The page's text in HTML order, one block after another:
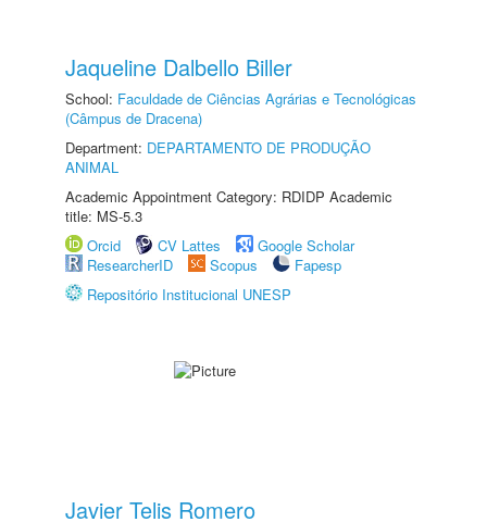
Jaqueline Dalbello Biller
School: Faculdade de Ciências Agrárias e Tecnológicas
(Câmpus de Dracena)
Department: DEPARTAMENTO DE PRODUÇÃO
ANIMAL
Academic Appointment Category: RDIDP Academic
title: MS-5.3
Orcid
CV Lattes
Google Scholar
ResearcherID
Scopus
Fapesp
Repositório Institucional UNESP
Javier Telis Romero